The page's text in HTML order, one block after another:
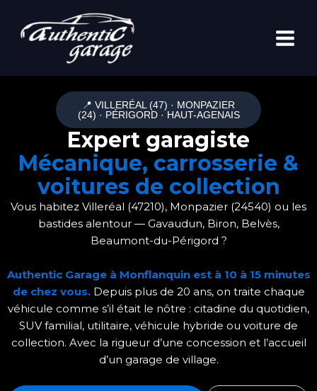
contenu
📍 VILLERÉAL (47) · MONPAZIER
(24) · PÉRIGORD · HAUT-AGENAIS
Expert garagiste
Mécanique, carrosserie &
voitures de collection
Vous habitez Villeréal (47210), Monpazier (24540) ou les
bastides alentour — Gavaudun, Biron, Belvès,
Beaumont-du-Périgord ?
Authentic Garage à Monflanquin est à 10 à 15 minutes
de chez vous.Depuis plus de 20 ans, on traite chaque
véhicule comme s’il était le nôtre : citadine du quotidien,
SUV familial, utilitaire, véhicule hybride ou voiture de
collection. Avec la rigueur d’une concession et l’accueil
d’un garage de village.